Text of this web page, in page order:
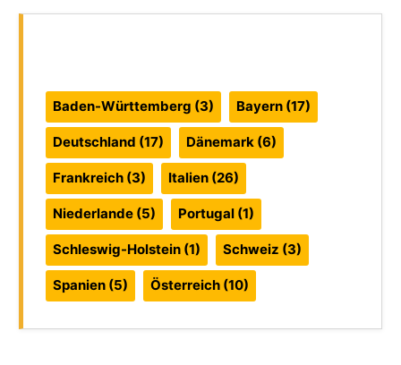
Baden-Württemberg (3) Bayern(17)
Deutschland (17) Dänemark(6)
Frankreich(3) Italien(26)
Niederlande(5) Portugal(1)
Schleswig-Holstein(1) Schweiz (3)
Spanien(5) Österreich(10)